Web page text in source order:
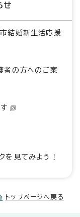
せ
結婚新生活応援
者の方へのご案
を見てみよう！
トップページへ戻る